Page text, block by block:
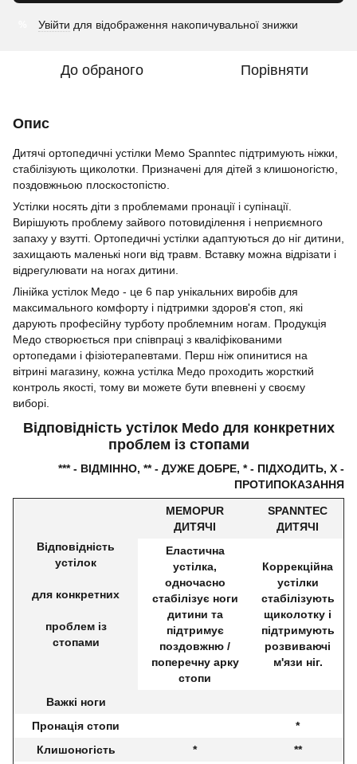
Увійти для відображення накопичувальної знижки
До обраного Порівняти
Опис
Дитячі ортопедичні устілки Мемо Spanntec підтримують ніжки,
стабілізують щиколотки. Призначені для дітей з клишоногістю,
поздовжньою плоскостопістю.
Устілки носять діти з проблемами пронації і супінації.
Вирішують проблему зайвого потовиділення і неприємного
запаху у взутті. Ортопедичні устілки адаптуються до ніг дитини,
захищають маленькі ноги від травм. Вставку можна відрізати і
відрегулювати на ногах дитини.
Лінійка устілок Mедо - це 6 пар унікальних виробів для
максимального комфорту і підтримки здоров'я стоп, які
дарують професійну турботу проблемним ногам. Продукція
Медо створюється при співпраці з кваліфікованими
ортопедами і фізіотерапевтами. Перш ніж опинитися на
вітрині магазину, кожна устілка Медо проходить жорсткий
контроль якості, тому ви можете бути впевнені у своєму
виборі.
Відповідність устілок Medo для конкретних
проблем із стопами
*** - ВІДМІННО, ** - ДУЖЕ ДОБРЕ, * - ПІДХОДИТЬ, X -
ПРОТИПОКАЗАННЯ
Відповідність
устілок
для конкретних
проблем із
стопами
MEMOPUR
ДИТЯЧІ
SPANNTEC
ДИТЯЧІ
Еластична
устілка,
одночасно
стабілізує ноги
дитини та
підтримує
поздовжню /
поперечну арку
стопи
Коррекційна
устілки
стабілізують
щиколотку і
підтримують
розвиваючі
м'язи ніг.
Важкі ноги
Пронація стопи
*
Клишоногість
*
**